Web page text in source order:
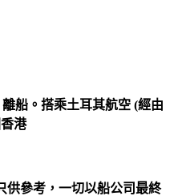
船。搭乘土耳其航空 (經由
港
供參考，一切以船公司最終